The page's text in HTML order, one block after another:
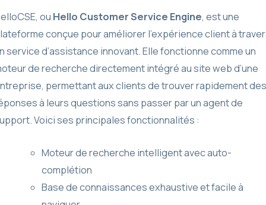
ou Hello Customer Service Engine, est une
conçue pour améliorer l’expérience client à
service d’assistance innovant. Elle fonctionne comme un
de recherche directement intégré au site web d’une
permettant aux clients de trouver rapidement des
à leurs questions sans passer par un agent de
Voici ses principales fonctionnalités :
Moteur de recherche intelligent avec auto-
complétion
Base de connaissances exhaustive et facile à